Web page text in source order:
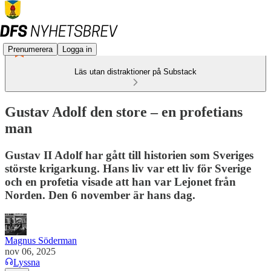
Prenumerera Logga in
Läs utan distraktioner på Substack
Gustav Adolf den store – en profetians
man
Gustav II Adolf har gått till historien som Sveriges
störste krigarkung. Hans liv var ett liv för Sverige
och en profetia visade att han var Lejonet från
Norden. Den 6 november är hans dag.
Magnus Söderman
nov 06, 2025
Lyssna